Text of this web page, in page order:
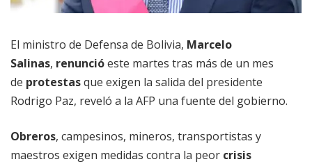
El ministro de Defensa de Bolivia, Marcelo
Salinas, renuncióeste martes tras más de un mes
de protestasque exigen la salida del presidente
Rodrigo Paz, reveló a la AFP una fuente del gobierno.
Obreros, campesinos, mineros, transportistas y
maestros exigen medidas contra la peor crisis